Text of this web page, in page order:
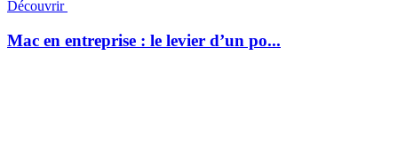
Découvrir
Mac en entreprise : le levier d’un po...